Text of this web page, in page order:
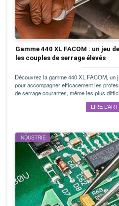
Gamme 440 XL FACOM : un jeu
les couples de serrage élevés
Découvrez la gamme 440 XL FACOM,
pour accompagner efficacement les
de serrage courantes, même les plus
LIRE
INDUSTRIE